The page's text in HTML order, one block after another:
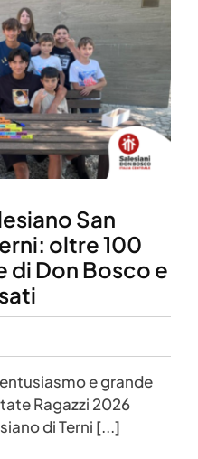
San
oltre 100
di Don Bosco e
e grande
Ragazzi 2026
di Terni [...]